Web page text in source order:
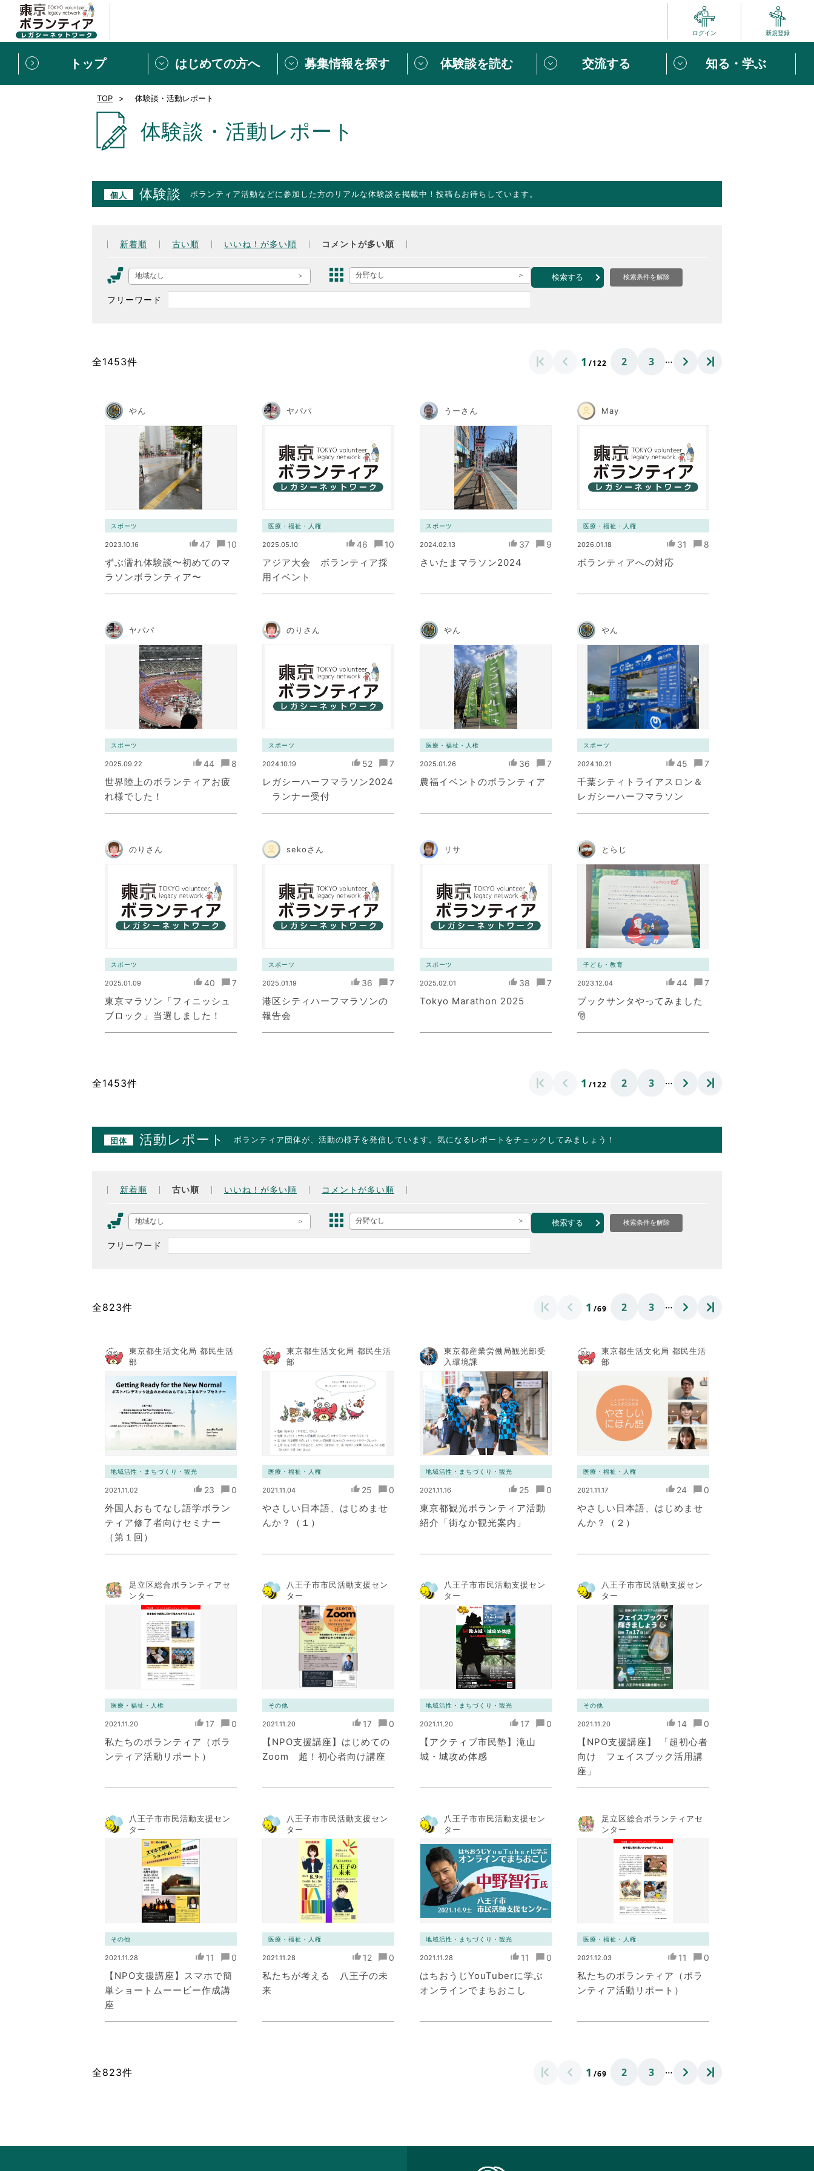
ログイン 新規登録
トップ はじめての方へ
新規登録 ボランティアをしたい方は「個人ユーザー登録」
東京ボランティアレガシーネットワークとは ボランティアはじめての方へ
ボランティア みんなのVOICE
募集情報を探す
募集情報
体験談を読む
[個人] 体験談
交流する
ボランティアの広場
知る・学ぶ
新着記事一覧
スペシャルインタビュー
ボランティアはじめの一歩
東京2020大会の軌跡 ボランティア関連ニュース（外部記事）
TOP 体験談・活動レポート
体験談・活動レポート
個人 体験談 ボランティア活動などに参加した方のリアルな体験談を掲載中！投稿もお待ちしています。
新着順 古い順 いいね！が多い順 コメントが多い順
地域なし 分野なし
フリーワード
検索する 検索条件を解除
全1453件 1 /122 2 3 …
やん
スポーツ
2023.10.16 47 10
ずぶ濡れ体験談〜初めてのマ
ラソンボランティア〜
ヤパパ
医療・福祉・人権
2025.05.10 46 10
アジア大会 ボランティア採
用イベント
うーさん
スポーツ
2024.02.13 37 9
さいたまマラソン2024
May
医療・福祉・人権
2026.01.18 31 8
ボランティアへの対応
ヤパパ
スポーツ
2025.09.22 44 8
世界陸上のボランティアお疲
れ様でした！
のりさん
スポーツ
2024.10.19 52 7
レガシーハーフマラソン2024
ランナー受付
やん
医療・福祉・人権
2025.01.26 36 7
農福イベントのボランティア
やん
スポーツ
2024.10.21 45 7
千葉シティトライアスロン＆
レガシーハーフマラソン
のりさん
スポーツ
2025.01.09 40 7
東京マラソン「フィニッシュ
ブロック」当選しました！
sekoさん
スポーツ
2025.01.19 36 7
港区シティハーフマラソンの
報告会
リサ
スポーツ
2025.02.01 38 7
Tokyo Marathon 2025
とらじ
子ども・教育
2023.12.04 44 7
ブックサンタやってみました
🎅
全1453件 1 /122 2 3 …
団体 活動レポート ボランティア団体が、活動の様子を発信しています。気になるレポートをチェックしてみましょう！
新着順 古い順 いいね！が多い順 コメントが多い順
地域なし 分野なし
フリーワード
検索する 検索条件を解除
全823件 1 /69 2 3 …
東京都生活文化局 都民生活
部
地域活性・まちづくり・観光
2021.11.02 23 0
外国人おもてなし語学ボラン
ティア修了者向けセミナー
（第１回）
東京都生活文化局 都民生活
部
医療・福祉・人権
2021.11.04 25 0
やさしい日本語、はじめませ
んか？（１）
東京都産業労働局観光部受
入環境課
地域活性・まちづくり・観光
2021.11.16 25 0
東京都観光ボランティア活動
紹介「街なか観光案内」
東京都生活文化局 都民生活
部
医療・福祉・人権
2021.11.17 24 0
やさしい日本語、はじめませ
んか？（２）
足立区総合ボランティアセ
ンター
医療・福祉・人権
2021.11.20 17 0
私たちのボランティア（ボラ
ンティア活動リポート）
八王子市市民活動支援セン
ター
その他
2021.11.20 17 0
【NPO支援講座】はじめての
Zoom 超！初心者向け講座
八王子市市民活動支援セン
ター
地域活性・まちづくり・観光
2021.11.20 17 0
【アクティブ市民塾】滝山
城・城攻め体感
八王子市市民活動支援セン
ター
その他
2021.11.20 14 0
【NPO支援講座】 「超初心者
向け フェイスブック活用講
座」
八王子市市民活動支援セン
ター
その他
2021.11.28 11 0
【NPO支援講座】スマホで簡
単ショートムーービー作成講
座
八王子市市民活動支援セン
ター
医療・福祉・人権
2021.11.28 12 0
私たちが考える 八王子の未
来
八王子市市民活動支援セン
ター
地域活性・まちづくり・観光
2021.11.28 11 0
はちおうじYouTuberに学ぶ
オンラインでまちおこし
足立区総合ボランティアセ
ンター
医療・福祉・人権
2021.12.03 11 0
私たちのボランティア（ボラ
ンティア活動リポート）
全823件 1 /69 2 3 …